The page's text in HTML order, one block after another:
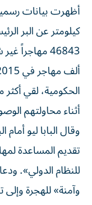
أظهرت بيانات
كيلومتر عن البر
أثناء محاولتهم
وقال البابا ليو
تقديم ‌المساعدة
للنظام الدولي».
وآمنة» للهجرة